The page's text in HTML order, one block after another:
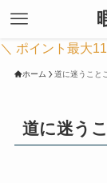
＼ ポイント最大
ホーム 道に迷うこと
道に迷う